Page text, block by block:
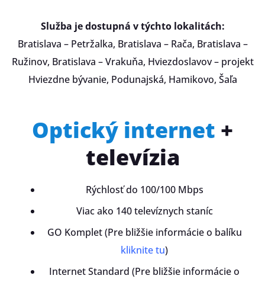
Služba je dostupná v týchto lokalitách:
Bratislava – Petržalka, Bratislava – Rača, Bratislava –
Ružinov, Bratislava – Vrakuňa, Hviezdoslavov – projekt
Hviezdne bývanie, Podunajská, Hamikovo, Šaľa
Optický internet +
televízia
Rýchlosť do 100/100 Mbps
Viac ako 140 televíznych staníc
GO Komplet (Pre bližšie informácie o balíku
kliknite tu)
Internet Standard (Pre bližšie informácie o